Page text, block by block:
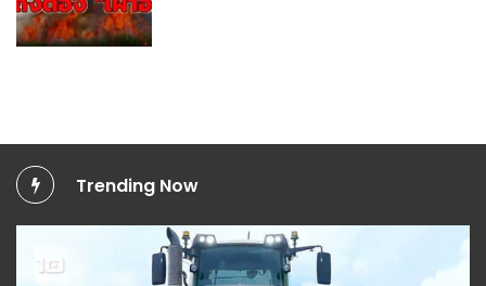
Trending Now